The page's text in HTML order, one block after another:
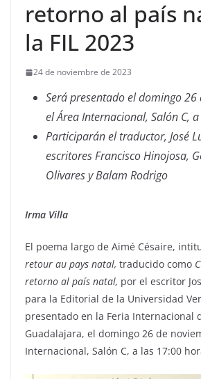
retorno al país
la FIL 2023
24 de noviembre de 2023
Será presentado el domingo 26
el Área Internacional, Salón C,
Participarán el traductor, José
escritores Francisco Hinojosa,
Olivares y Balam Rodrigo
Irma Villa
El poema largo de Aimé Césaire,
retour au pays natal, traducido como
retorno al país natal, por el escritor
para la Editorial de la Universidad
presentado en la Feria Internacional
Guadalajara, el domingo 26 de
Internacional, Salón C, a las 17:00